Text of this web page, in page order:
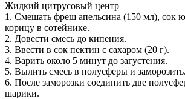
Жидкий цитрусовый центр
1. Смешать фреш апельсина (150 мл), сок
корицу в сотейнике.
2. Довести смесь до кипения.
3. Ввести в сок пектин с сахаром (20 г).
4. Варить около 5 минут до загустения.
5. Вылить смесь в полусферы и заморозить.
6. После заморозки соединить две
шарики.